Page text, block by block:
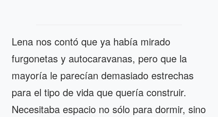
Lena nos contó que ya había mirado
furgonetas y autocaravanas, pero que la
mayoría le parecían demasiado estrechas
para el tipo de vida que quería construir.
Necesitaba espacio no sólo para dormir, sino